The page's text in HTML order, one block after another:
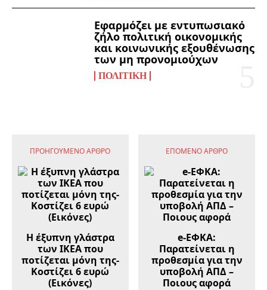
Εφαρμόζει με εντυπωσιακό
ζήλο πολιτική οικονομικής
και κοινωνικής εξουθένωσης
των μη προνομιούχων
ΠΟΛΙΤΙΚΉ
ΠΡΟΗΓΟΎΜΕΝΟ ΆΡΘΡΟ
Η έξυπνη γλάστρα
των ΙΚΕΑ που
ποτίζεται μόνη της-
Κοστίζει 6 ευρώ
(Εικόνες)
ΕΠΌΜΕΝΟ ΆΡΘΡΟ
e-ΕΦΚΑ:
Παρατείνεται η
προθεσμία για την
υποβολή ΑΠΔ –
Ποιους αφορά